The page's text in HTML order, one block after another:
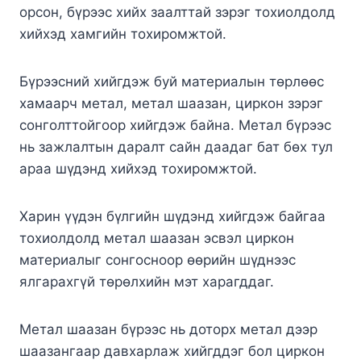
орсон, бүрээс хийх заалттай зэрэг тохиолдолд
хийхэд хамгийн тохиромжтой.
Бүрээсний хийгдэж буй материалын төрлөөс
хамаарч метал, метал шаазан, циркон зэрэг
сонголттойгоор хийгдэж байна. Метал бүрээс
нь зажлалтын даралт сайн даадаг бат бөх тул
араа шүдэнд хийхэд тохиромжтой.
Харин үүдэн бүлгийн шүдэнд хийгдэж байгаа
тохиолдолд метал шаазан эсвэл циркон
материалыг сонгосноор өөрийн шүднээс
ялгарахгүй төрөлхийн мэт харагддаг.
Метал шаазан бүрээс нь доторх метал дээр
шаазангаар давхарлаж хийгддэг бол циркон